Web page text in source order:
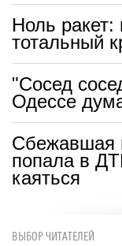
Ноль
тотальный
"Сосед
Одессе
попала в
каяться
ВЫБОР ЧИТАТЕЛЕЙ